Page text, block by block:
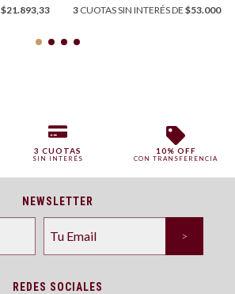
$21.893,33 3CUOTAS SIN INTERÉS DE $53.000
3 CUOTAS
SIN INTERÉS
10% OFF
CON TRANSFERENCIA
NEWSLETTER
REDES SOCIALES